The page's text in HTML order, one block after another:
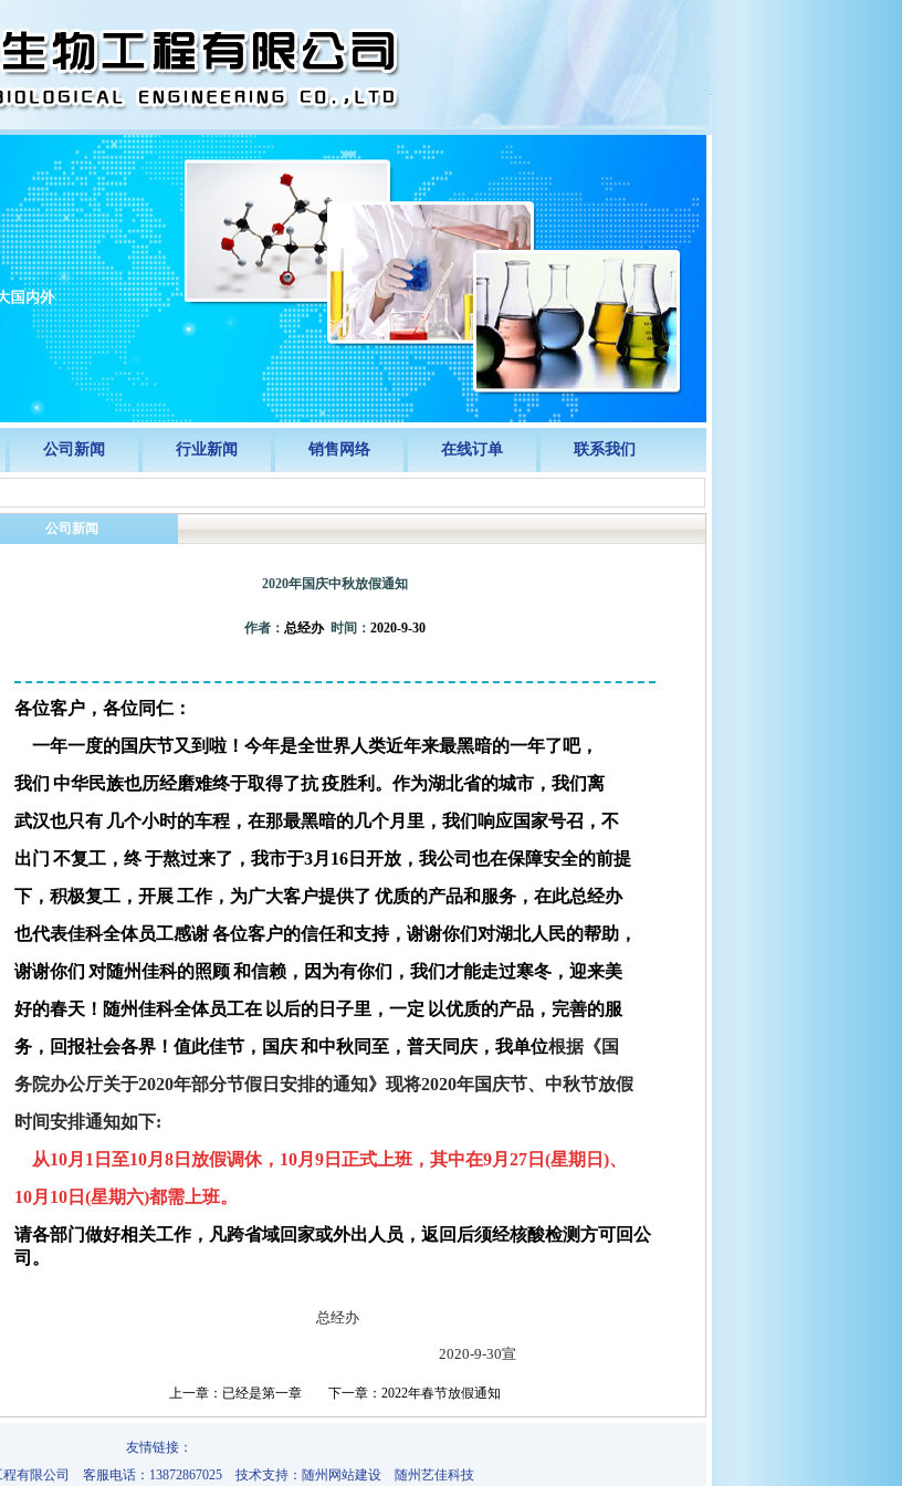
公司新闻 行业新闻 销售网络 在线订单 联系我们
公司新闻
2020年国庆中秋放假通知
作者： 总经办时间： 2020-9-30
各位客户，各位同仁：
一年一度的国庆节又到啦！今年是全世界人类近年来最黑暗的一年了吧，
我们 中华民族也历经磨难终于取得了抗疫胜利。作为湖北省的城市，我们离
武汉也只有 几个小时的车程，在那最黑暗的几个月里，我们响应国家号召，不
出门 不复工，终于熬过来了，我市于3月16日开放，我公司也在保障安全的前提
下，积极复工，开展工作，为广大客户提供了 优质的产品和服务，在此总经办
也代表佳科全体员工感谢各位客户的信任和支持，谢谢你们对湖北人民的帮助，
谢谢你们 对随州佳科的照顾和信赖，因为有你们，我们才能走过寒冬，迎来美
好的春天！ 随州佳科全体员工在 以后的日子里，一定 以优质的产品，完善的服
务，回报社会各界！值此佳节，国庆和中秋同至，普天同庆，我单位根据《国
务院办公厅关于2020年部分节假日安排的通知》现将2020年国庆节、中秋节放假
时间安排通知如下:
从10月1日至10月8日放假调休，10月9日正式上班，其中在9月27日(星期日)、
10月10日(星期六)都需上班。
请各部门做好相关工作，凡跨省域回家或外出人员，返回后须经核酸检测方可回公
司。
总经办
2020-9-30宣
上一章：已经是第一章 下一章：2022年春节放假通知
友情链接：
有限公司 客服电话：13872867025 技术支持： 随州网站建设 随州艺佳科技